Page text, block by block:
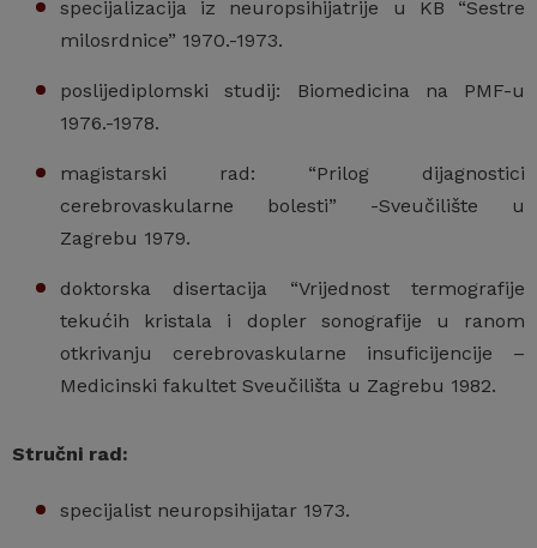
specijalizacija iz neuropsihijatrije u KB “Sestre
milosrdnice” 1970.-1973.
poslijediplomski studij: Biomedicina na PMF-u
1976.-1978.
magistarski rad: “Prilog dijagnostici
cerebrovaskularne bolesti” -Sveučilište u
Zagrebu 1979.
doktorska disertacija “Vrijednost termografije
tekućih kristala i dopler sonografije u ranom
otkrivanju cerebrovaskularne insuficijencije –
Medicinski fakultet Sveučilišta u Zagrebu 1982.
Stručni rad:
specijalist neuropsihijatar 1973.